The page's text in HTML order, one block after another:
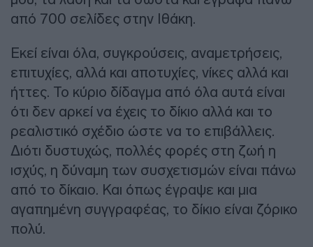
από 700 σελίδες στην Ιθάκη.
Εκεί είναι όλα, συγκρούσεις, αναμετρήσεις,
επιτυχίες, αλλά και αποτυχίες, νίκες αλλά και
ήττες. Το κύριο δίδαγμα από όλα αυτά είναι
ότι δεν αρκεί να έχεις το δίκιο αλλά και το
ρεαλιστικό σχέδιο ώστε να το επιβάλλεις.
Διότι δυστυχώς, πολλές φορές στη ζωή η
ισχύς, η δύναμη των συσχετισμών είναι πάνω
από το δίκαιο. Και όπως έγραψε και μια
αγαπημένη συγγραφέας, το δίκιο είναι ζόρικο
πολύ.